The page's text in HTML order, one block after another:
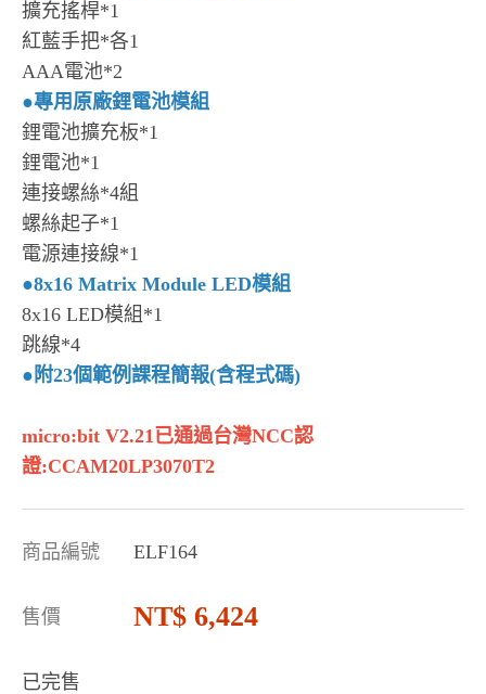
擴充搖桿*1
紅藍手把*各1
AAA電池*2
●專用原廠鋰電池模組
鋰電池擴充板*1
鋰電池*1
連接螺絲*4組
螺絲起子*1
電源連接線*1
●8x16 Matrix Module LED模組
8x16 LED模組*1
跳線*4
● 附23個範例課程簡報(含程式碼)
micro:bit V2.21已通過台灣NCC認
證:CCAM20LP3070T2
商品編號 ELF164
售價 6,424
已完售